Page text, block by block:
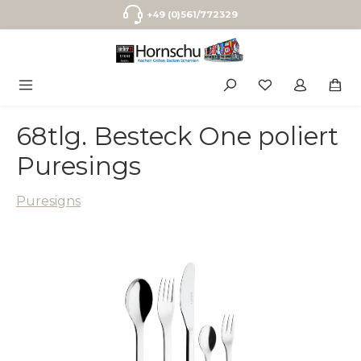
Zum Hauptinhalt springen+49 (0)561/772329
68tlg. Besteck One poliert
Puresings
Puresigns